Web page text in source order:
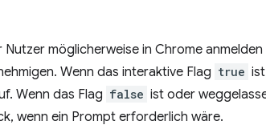
möglicherweise in Chrome
Wenn das interaktive Flag true
Wenn das Flag false ist oder
wenn ein Prompt erforderlich wäre.